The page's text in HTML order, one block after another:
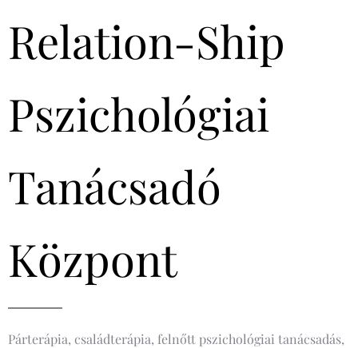
Relation-Ship
Pszichológiai
Tanácsadó
Központ
Párterápia, családterápia, felnőtt pszichológiai tanácsadás,